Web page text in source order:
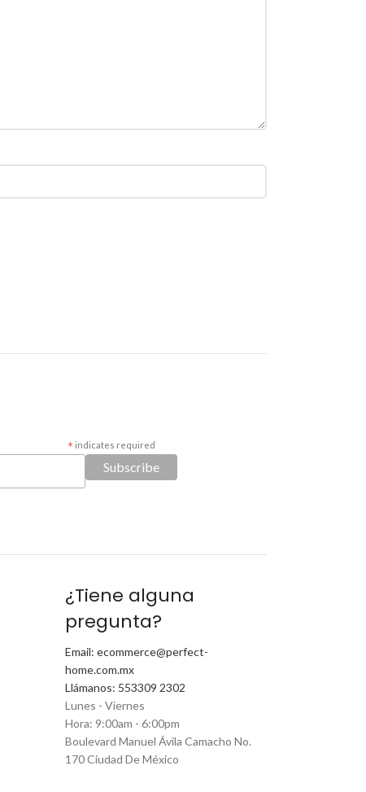
* indicates required
¿Tiene alguna
pregunta?
Email: ecommerce@perfect-
home.com.mx
Llámanos: 553309 2302
Lunes - Viernes
Hora: 9:00am - 6:00pm
Boulevard Manuel Ávila Camacho No.
170 Ciudad De México